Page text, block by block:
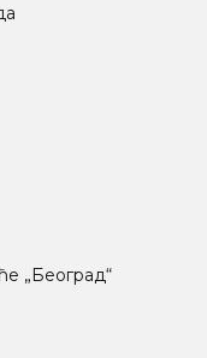
„Београд“